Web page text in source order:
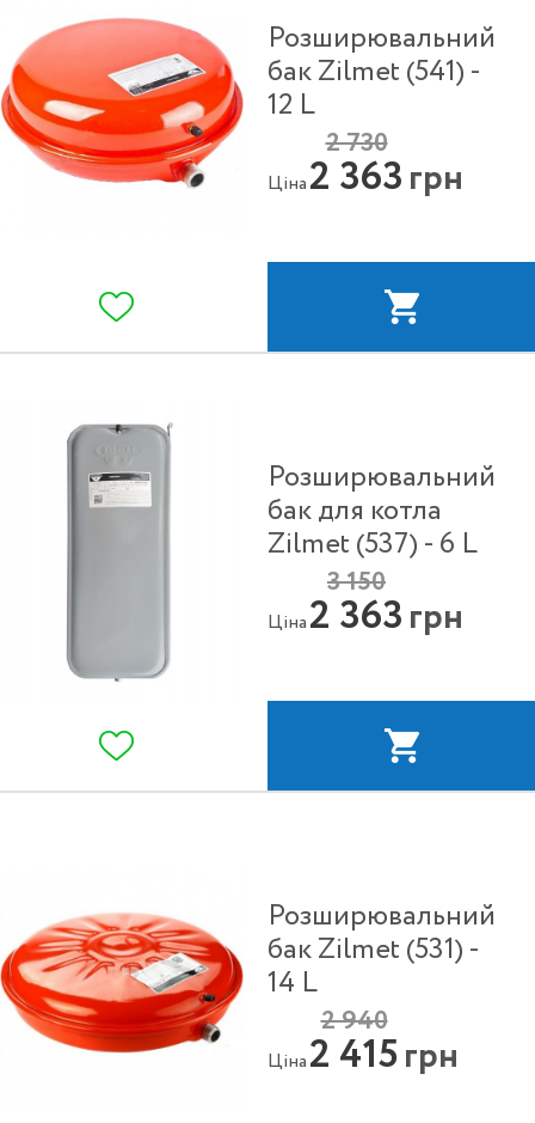
Розширювальний
бак Zilmet (541) -
12 L
Ціна
2 730
2 363грн
Розширювальний
бак для котла
Zilmet (537) - 6 L
Ціна
3 150
2 363грн
Розширювальний
бак Zilmet (531) -
14 L
Ціна
2 940
2 415грн